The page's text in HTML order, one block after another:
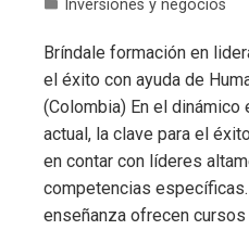
Inversiones y negocios
Bríndale formación en
el éxito con ayuda de
(Colombia) En el
actual, la clave para el
en contar con líderes
competencias
enseñanza ofrecen